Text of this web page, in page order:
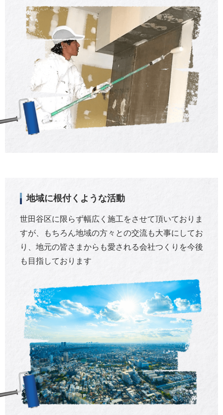
地域に根付くような活動
世田谷区に限らず幅広く施工をさせて頂いておりま
すが、もちろん地域の方々との交流も大事にしてお
り、地元の皆さまからも愛される会社つくりを今後
も目指しております